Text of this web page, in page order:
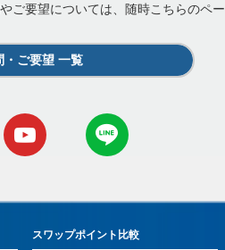
ご要望については、随時こちらのペー
・ご要望 一覧
スワップポイント比較